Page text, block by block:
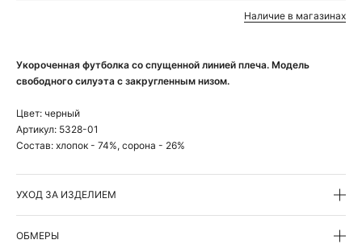
Укороченная футболка со спущенной линией плеча. Модель
свободного силуэта с закругленным низом.
Цвет: черный
Артикул: 5328-01
Состав: хлопок - 74%, сорона - 26%
УХОД ЗА ИЗДЕЛИЕМ
ОБМЕРЫ
Наличие в магазинах